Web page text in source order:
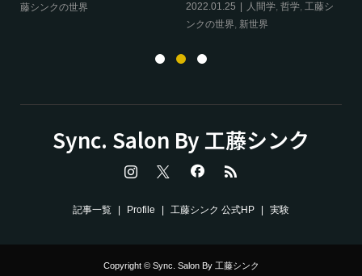
藤シンクの世界
2022.01.25
人間学, 哲学, 工藤シ
ンクの世界, 新世界
Sync. Salon By 工藤シンク
記事一覧 Profile 工藤シンク 公式HP 実験
Copyright © Sync. Salon By 工藤シンク